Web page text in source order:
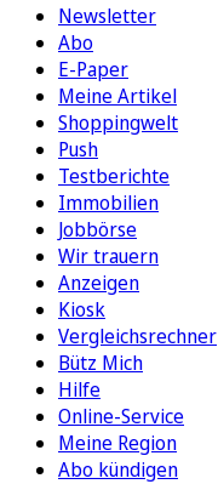
Newsletter
Abo
E-Paper
Meine Artikel
Shoppingwelt
Push
Testberichte
Immobilien
Jobbörse
Wir trauern
Anzeigen
Kiosk
Vergleichsrechner
Bütz Mich
Hilfe
Online-Service
Meine Region
Abo kündigen